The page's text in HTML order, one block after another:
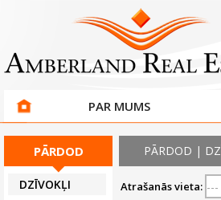
PAR MUMS
PĀRDOD
DZĪVOKĻI
PĀRDOD |
Atrašanās vieta: